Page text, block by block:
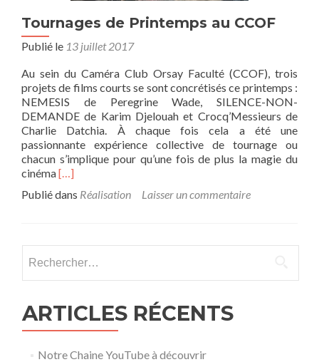
Tournages de Printemps au CCOF
Publié le 13 juillet 2017
Au sein du Caméra Club Orsay Faculté (CCOF), trois
projets de films courts se sont concrétisés ce printemps :
NEMESIS de Peregrine Wade, SILENCE-NON-
DEMANDE de Karim Djelouah et Crocq’Messieurs de
Charlie Datchia. À chaque fois cela a été une
passionnante expérience collective de tournage ou
chacun s’implique pour qu’une fois de plus la magie du
cinémaEn
plus
Printemps
au
[…]
Publié dans Réalisation Laisser un commentaire
ARTICLES RÉCENTS
Notre Chaine YouTube à découvrir